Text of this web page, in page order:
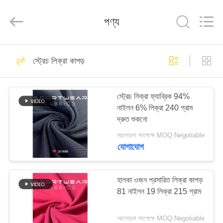
পণ্য
আমাদের
সম্পর্কে
কারখানা
TEXTILE.
পুনর্ব্যবহৃত সুইমওয়্যার
ফ্যাব্রিক
313
পুনর্ব্যবহৃত নাইলন ফ্যাব্রিক
150
পণ্য
স্ট্রেচ লিক্রা কাপড়
স্ট্রেচ লিক্রা ফ্যাব্রিক 94%
নাইলন 6% লিক্রা 240 গ্রাম
দ্রুত শুকনো
আলোচনা সাপেক্ষে MOQ:Negotiable
যোগাযোগ
হালকা ওজন প্রসারিত লিক্রা কাপড়
81 নাইলন 19 লিক্রা 215 গ্রাম
আলোচনা সাপেক্ষে MOQ:Negotiable